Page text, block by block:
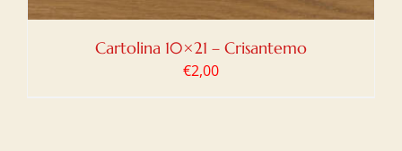
Cartolina 10×21 – Crisantemo
€2,00